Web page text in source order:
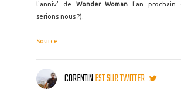
l'anniv' de Wonder Woman l'an prochain
serions nous ?).
Source
CORENTINEST SUR TWITTER